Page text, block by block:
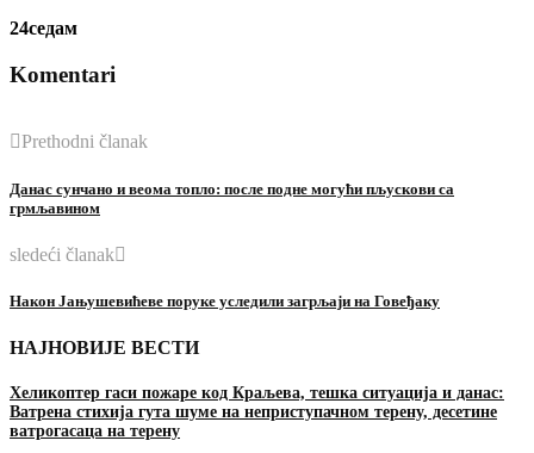
24седам
Komentari
Prethodni članak
Данас сунчано и веома топло: после подне могући пљускови са
грмљавином
sledeći članak
Након Јањушевићеве поруке уследили загрљаји на Говеђаку
НАЈНОВИЈЕ ВЕСТИ
Хеликоптер гаси пожаре код Краљева, тешка ситуација и данас:
Ватрена стихија гута шуме на неприступачном терену, десетине
ватрогасаца на терену